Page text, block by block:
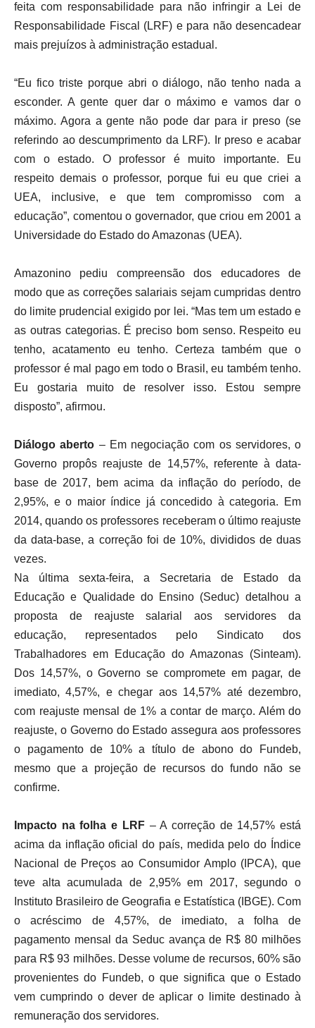
feita com responsabilidade para não infringir a Lei de
Responsabilidade Fiscal (LRF) e para não desencadear
mais prejuízos à administração estadual.
“Eu fico triste porque abri o diálogo, não tenho nada a
esconder. A gente quer dar o máximo e vamos dar o
máximo. Agora a gente não pode dar para ir preso (se
referindo ao descumprimento da LRF). Ir preso e acabar
com o estado. O professor é muito importante. Eu
respeito demais o professor, porque fui eu que criei a
UEA, inclusive, e que tem compromisso com a
educação”, comentou o governador, que criou em 2001 a
Universidade do Estado do Amazonas (UEA).
Amazonino pediu compreensão dos educadores de
modo que as correções salariais sejam cumpridas dentro
do limite prudencial exigido por lei. “Mas tem um estado e
as outras categorias. É preciso bom senso. Respeito eu
tenho, acatamento eu tenho. Certeza também que o
professor é mal pago em todo o Brasil, eu também tenho.
Eu gostaria muito de resolver isso. Estou sempre
disposto”, afirmou.
Diálogo aberto – Em negociação com os servidores, o
Governo propôs reajuste de 14,57%, referente à data-
base de 2017, bem acima da inflação do período, de
2,95%, e o maior índice já concedido à categoria. Em
2014, quando os professores receberam o último reajuste
da data-base, a correção foi de 10%, divididos de duas
vezes.
Na última sexta-feira, a Secretaria de Estado da
Educação e Qualidade do Ensino (Seduc) detalhou a
proposta de reajuste salarial aos servidores da
educação, representados pelo Sindicato dos
Trabalhadores em Educação do Amazonas (Sinteam).
Dos 14,57%, o Governo se compromete em pagar, de
imediato, 4,57%, e chegar aos 14,57% até dezembro,
com reajuste mensal de 1% a contar de março. Além do
reajuste, o Governo do Estado assegura aos professores
o pagamento de 10% a título de abono do Fundeb,
mesmo que a projeção de recursos do fundo não se
confirme.
Impacto na folha e LRF– A correção de 14,57% está
acima da inflação oficial do país, medida pelo do Índice
Nacional de Preços ao Consumidor Amplo (IPCA), que
teve alta acumulada de 2,95% em 2017, segundo o
Instituto Brasileiro de Geografia e Estatística (IBGE). Com
o acréscimo de 4,57%, de imediato, a folha de
pagamento mensal da Seduc avança de R$ 80 milhões
para R$ 93 milhões. Desse volume de recursos, 60% são
provenientes do Fundeb, o que significa que o Estado
vem cumprindo o dever de aplicar o limite destinado à
remuneração dos servidores.